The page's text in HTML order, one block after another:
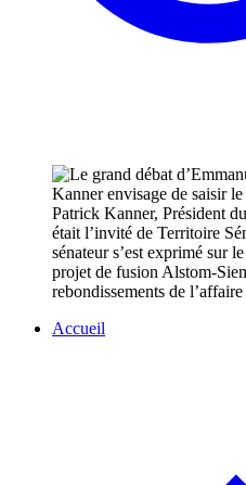
Patrick Kanner, Président
était l’invité de Territoire
sénateur s’est exprimé sur
projet de fusion Alstom-
rebondissements de
Accueil